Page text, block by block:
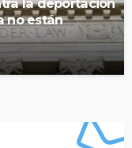
no están